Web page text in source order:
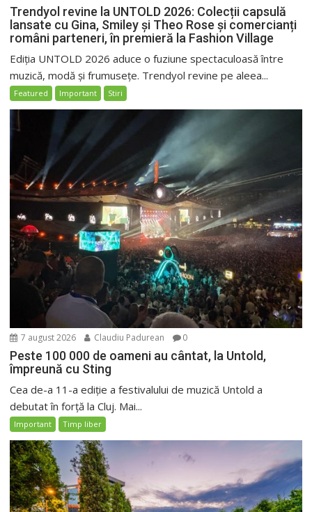
Trendyol revine la UNTOLD 2026: Colecții capsulă
lansate cu Gina, Smiley și Theo Rose și comercianți
români parteneri, în premieră la Fashion Village
Ediția UNTOLD 2026 aduce o fuziune spectaculoasă între
muzică, modă și frumusețe. Trendyol revine pe aleea...
Featured Important Stiri
7 august 2026 Claudiu Padurean 0
Peste 100 000 de oameni au cântat, la Untold,
împreună cu Sting
Cea de-a 11-a ediție a festivalului de muzică Untold a
debutat în forță la Cluj. Mai...
Important Timp liber